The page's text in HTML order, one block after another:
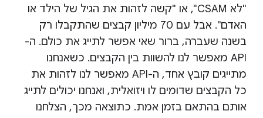
"לא CSAM", או "קשה לזהות את הגיל של הילד או
האדם". אבל עם 70 מיליון קבצים שהתקבלו רק
בשנה שעברה, ברור שאי אפשר לתייג את כולם. ה-
API מאפשר לנו להשוות בין הקבצים. כשאנחנו
מתייגים קובץ אחד, ה-API מאפשר לנו לזהות את
כל הקבצים שדומים לו ויזואלית, ואנחנו יכולים לתייג
אותם בהתאם בזמן אמת. כתוצאה מכך, הצלחנו